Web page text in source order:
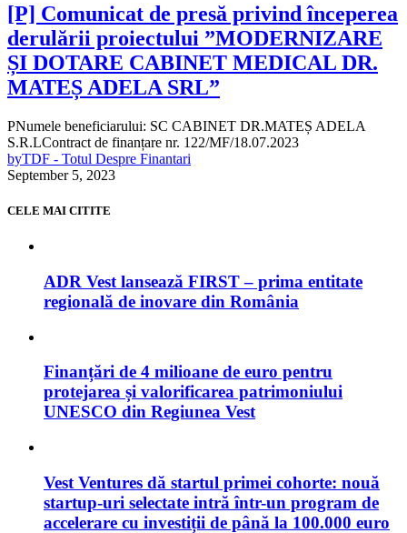
[P] Comunicat de presă privind începerea
derulării proiectului ”MODERNIZARE
ȘI DOTARE CABINET MEDICAL DR.
MATEȘ ADELA SRL”
PNumele beneficiarului: SC CABINET DR.MATEȘ ADELA
S.R.LContract de finanțare nr. 122/MF/18.07.2023
byTDF - Totul Despre Finantari
September 5, 2023
CELE MAI CITITE
ADR Vest lansează FIRST – prima entitate
regională de inovare din România
Finanțări de 4 milioane de euro pentru
protejarea și valorificarea patrimoniului
UNESCO din Regiunea Vest
Vest Ventures dă startul primei cohorte: nouă
startup-uri selectate intră într-un program de
accelerare cu investiții de până la 100.000 euro